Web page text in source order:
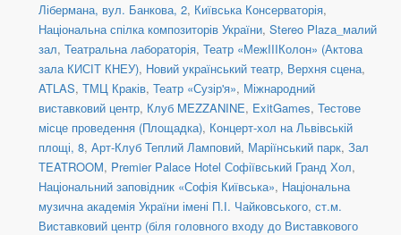
Лібермана, вул. Банкова, 2, Київська Консерваторія,
Національна спілка композиторів України, Stereo Plaza_малий
зал, Театральна лабораторія, Театр «МежIIIКолон» (Актова
зала КИСІТ КНЕУ), Новий український театр, Верхня сцена,
ATLAS, ТМЦ Краків, Театр «Сузір'я», Міжнародний
виставковий центр, Клуб MEZZANINE, ExitGames, Тестове
місце проведення (Площадка), Концерт-хол на Львівській
площі, 8, Арт-Клуб Теплий Ламповий, Маріїнський парк, Зал
TEATROOM, Premier Palace Hotel Софіївський Гранд Хол,
Національний заповідник «Софія Київська», Національна
музична академія України імені П.І. Чайковського, ст.м.
Виставковий центр (біля головного входу до Виставкового